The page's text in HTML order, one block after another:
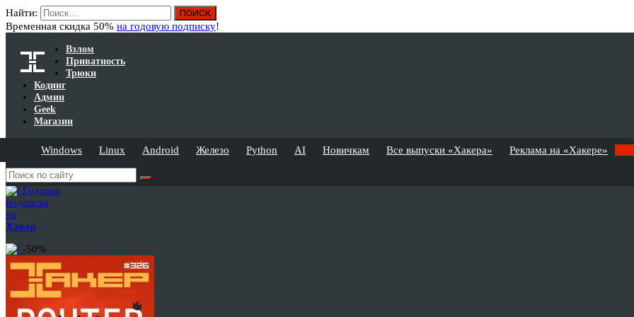
Найти:
Временная скидка 50% на годовую подписку!
Взлом
Приватность
Трюки
Кодинг
Админ
Geek
Магазин
Windows Linux Android Железо Python AI Новичкам Все выпуски «Хакера» Реклама на «Хакере»
Годовая
подписка
на
Хакер
-50%